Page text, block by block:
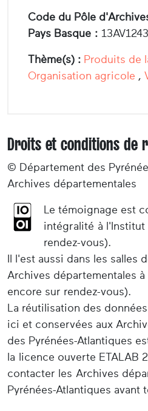
Code du Pôle
Pays Basque : 13AV1243
Thème(s) : Produits de
Organisation agricole ,
Droits et conditions de
© Département des
Archives départementales
Le témoignage est
intégralité à l'Institut
rendez-vous).
Il l'est aussi dans les salles
Archives départementales à
encore sur rendez-vous).
La réutilisation des
ici et conservées aux
des Pyrénées-Atlantiques
la licence ouverte ETALAB
contacter les Archives
Pyrénées-Atlantiques avant